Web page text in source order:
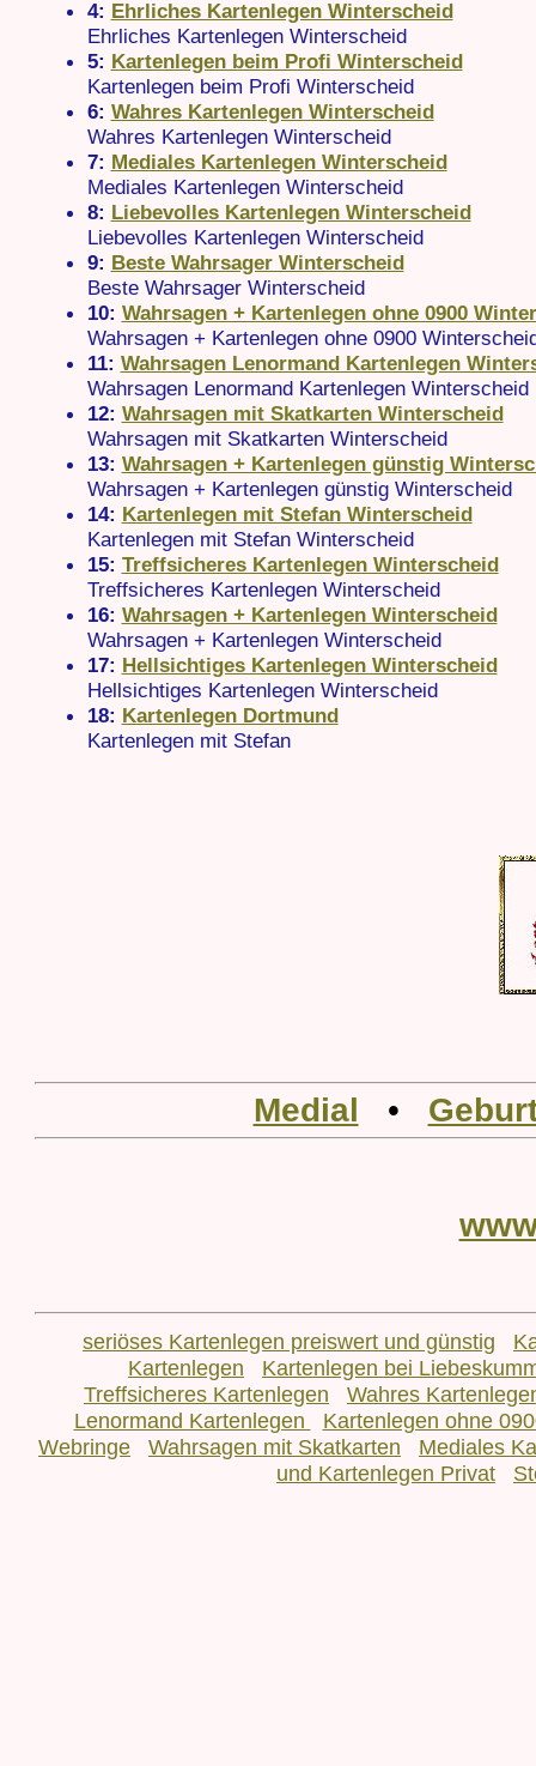
4: Ehrliches Kartenlegen Winterscheid
Ehrliches Kartenlegen Winterscheid
5: Kartenlegen beim Profi Winterscheid
Kartenlegen beim Profi Winterscheid
6: Wahres Kartenlegen Winterscheid
Wahres Kartenlegen Winterscheid
7: Mediales Kartenlegen Winterscheid
Mediales Kartenlegen Winterscheid
8: Liebevolles Kartenlegen Winterscheid
Liebevolles Kartenlegen Winterscheid
9: Beste Wahrsager Winterscheid
Beste Wahrsager Winterscheid
10: Wahrsagen + Kartenlegen ohne 0900
Wahrsagen + Kartenlegen ohne 0900
11: Wahrsagen Lenormand Kartenlegen
Wahrsagen Lenormand Kartenlegen Winterscheid
12: Wahrsagen mit Skatkarten Winterscheid
Wahrsagen mit Skatkarten Winterscheid
13: Wahrsagen + Kartenlegen günstig
Wahrsagen + Kartenlegen günstig Winterscheid
14: Kartenlegen mit Stefan Winterscheid
Kartenlegen mit Stefan Winterscheid
15: Treffsicheres Kartenlegen Winterscheid
Treffsicheres Kartenlegen Winterscheid
16: Wahrsagen + Kartenlegen Winterscheid
Wahrsagen + Kartenlegen Winterscheid
17: Hellsichtiges Kartenlegen Winterscheid
Hellsichtiges Kartenlegen Winterscheid
18: Kartenlegen Dortmund
Kartenlegen mit Stefan
Medial •
seriöses Kartenlegen preiswert und günstig
Kartenlegen
Kartenlegen bei
Treffsicheres Kartenlegen
Wahres
Lenormand Kartenlegen
Kartenlegen ohne
Webringe
Wahrsagen mit Skatkarten
Mediales
und Kartenlegen Privat